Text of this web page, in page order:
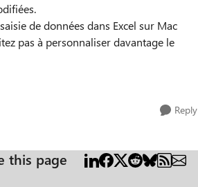
de données dans Excel sur Mac
pas à personnaliser davantage le
Reply
this page